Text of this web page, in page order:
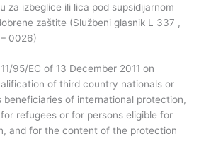
za izbeglice ili lica pod supsidijarnom
zaštite (Službeni glasnik L 337 ,
0026)
95/EC of 13 December 2011 on
of third country nationals or
beneficiaries of international protection,
refugees or for persons eligible for
and for the content of the protection